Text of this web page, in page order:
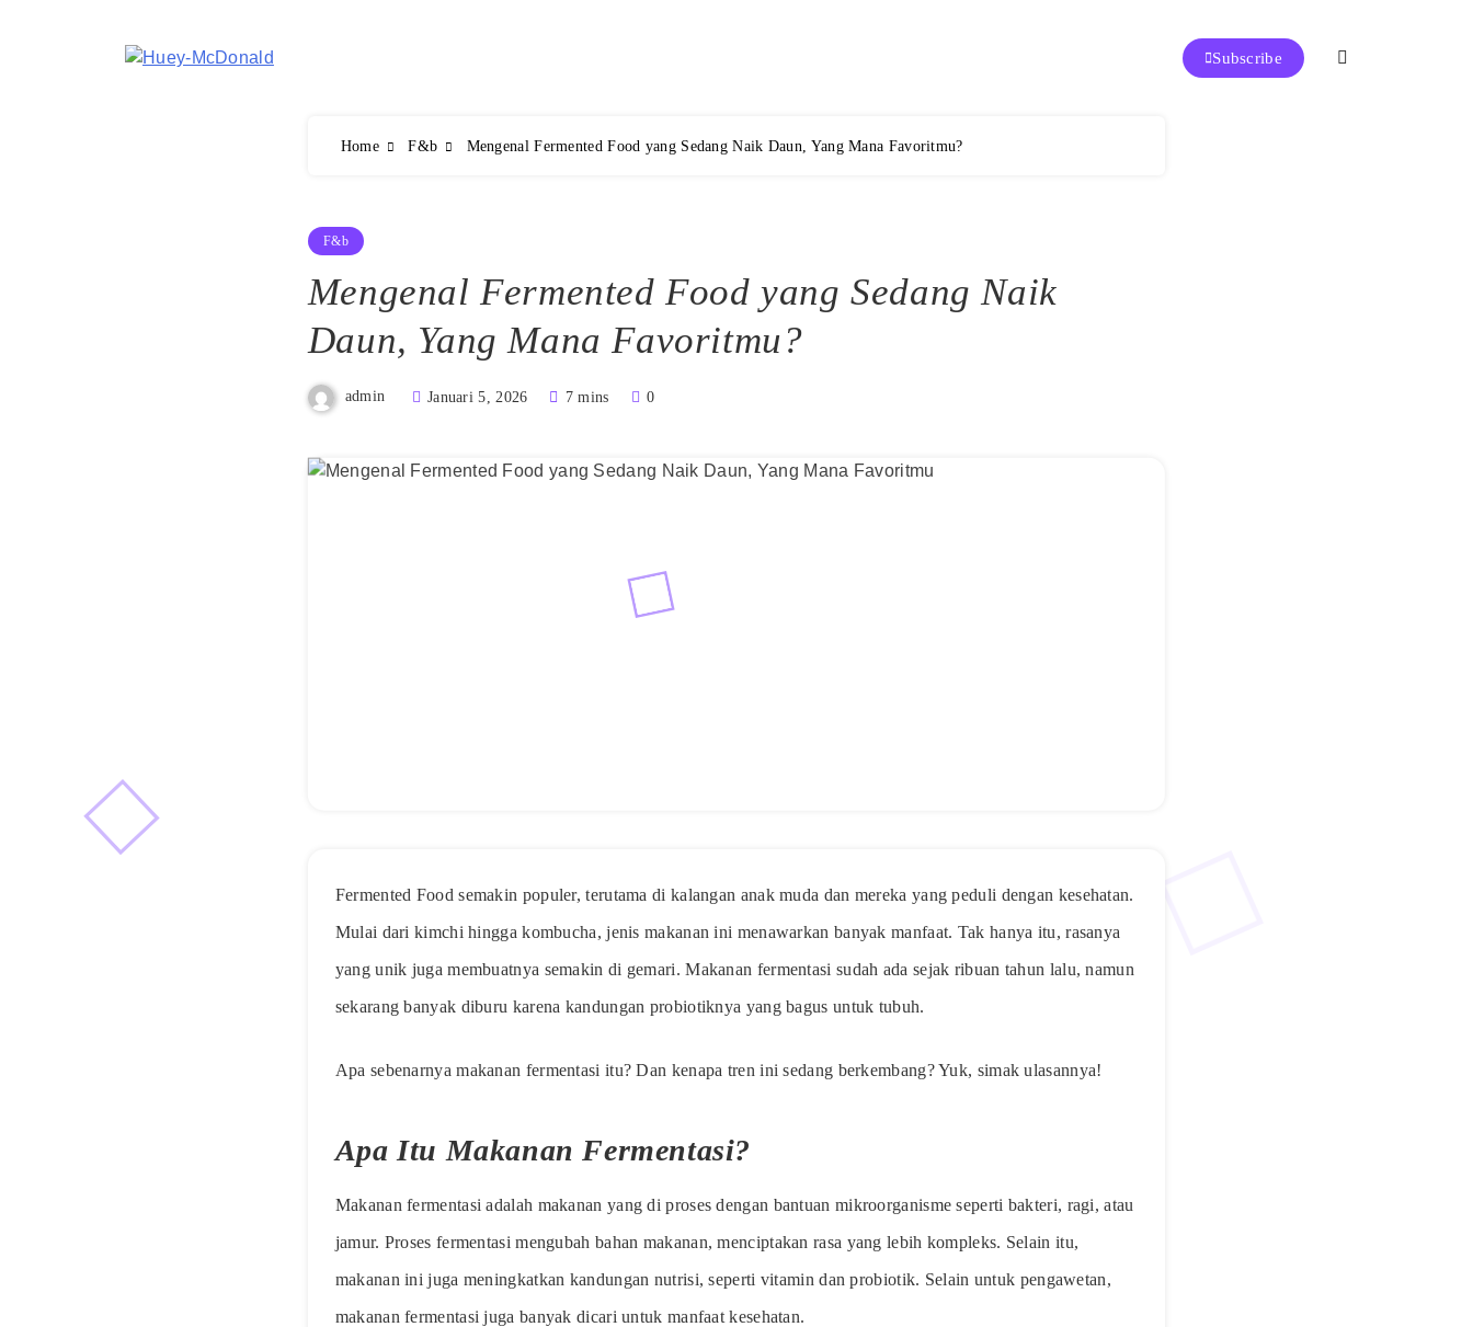
Subscribe
Home F&b Mengenal Fermented Food yang Sedang Naik Daun, Yang Mana Favoritmu?
F&b
Mengenal Fermented Food yang Sedang Naik
Daun, Yang Mana Favoritmu?
admin Januari 5, 2026 7 mins 0
Fermented Food semakin populer, terutama di kalangan anak muda dan mereka yang peduli dengan kesehatan.
Mulai dari kimchi hingga kombucha, jenis makanan ini menawarkan banyak manfaat. Tak hanya itu, rasanya
yang unik juga membuatnya semakin di gemari. Makanan fermentasi sudah ada sejak ribuan tahun lalu, namun
sekarang banyak diburu karena kandungan probiotiknya yang bagus untuk tubuh.
Apa sebenarnya makanan fermentasi itu? Dan kenapa tren ini sedang berkembang? Yuk, simak ulasannya!
Apa Itu Makanan Fermentasi?
Makanan fermentasi adalah makanan yang di proses dengan bantuan mikroorganisme seperti bakteri, ragi, atau
jamur. Proses fermentasi mengubah bahan makanan, menciptakan rasa yang lebih kompleks. Selain itu,
makanan ini juga meningkatkan kandungan nutrisi, seperti vitamin dan probiotik. Selain untuk pengawetan,
makanan fermentasi juga banyak dicari untuk manfaat kesehatan.